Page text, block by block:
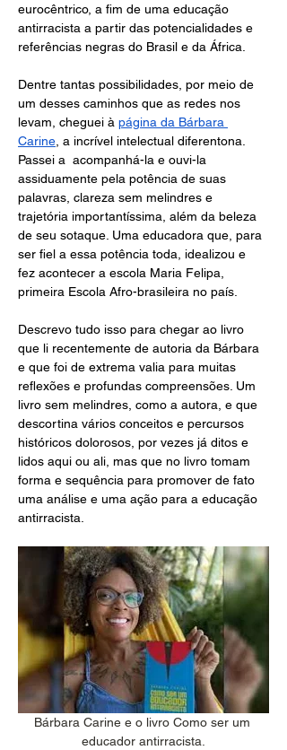
eurocêntrico, a fim de uma educação
antirracista a partir das potencialidades e
referências negras do Brasil e da África.
Dentre tantas possibilidades, por meio de
um desses caminhos que as redes nos
levam, cheguei à página da Bárbara
Carine , a incrível intelectual diferentona.
Passei a  acompanhá-la e ouvi-la
assiduamente pela potência de suas
palavras, clareza sem melindres e
trajetória importantíssima, além da beleza
de seu sotaque. Uma educadora que, para
ser fiel a essa potência toda, idealizou e
fez acontecer a escola Maria Felipa,
primeira Escola Afro-brasileira no país.
Descrevo tudo isso para chegar ao livro
que li recentemente de autoria da Bárbara
e que foi de extrema valia para muitas
reflexões e profundas compreensões. Um
livro sem melindres, como a autora, e que
descortina vários conceitos e percursos
históricos dolorosos, por vezes já ditos e
lidos aqui ou ali, mas que no livro tomam
forma e sequência para promover de fato
uma análise e uma ação para a educação
antirracista.
Bárbara Carine e o livro Como ser um
educador antirracista.